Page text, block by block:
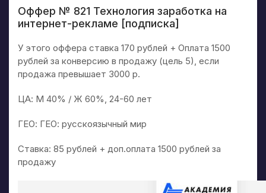
Оффер № 821 Технология заработка на
интернет-рекламе [подписка]
У этого оффера ставка 170 рублей + Оплата 1500
рублей за конверсию в продажу (цель 5), если
продажа превышает 3000 р.
ЦА: М 40% / Ж 60%, 24-60 лет
ГЕО: ГЕО: русскоязычный мир
Ставка: 85 рублей + доп.оплата 1500 рублей за
продажу